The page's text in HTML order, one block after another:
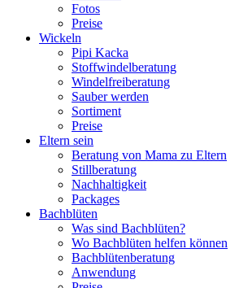
Fotos
Preise
Wickeln
Pipi Kacka
Stoffwindelberatung
Windelfreiberatung
Sauber werden
Sortiment
Preise
Eltern sein
Beratung von Mama zu Eltern
Stillberatung
Nachhaltigkeit
Packages
Bachblüten
Was sind Bachblüten?
Wo Bachblüten helfen können
Bachblütenberatung
Anwendung